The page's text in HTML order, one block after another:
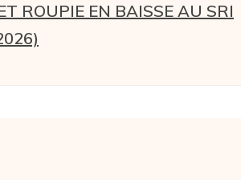
ROUPIE EN BAISSE AU SRI